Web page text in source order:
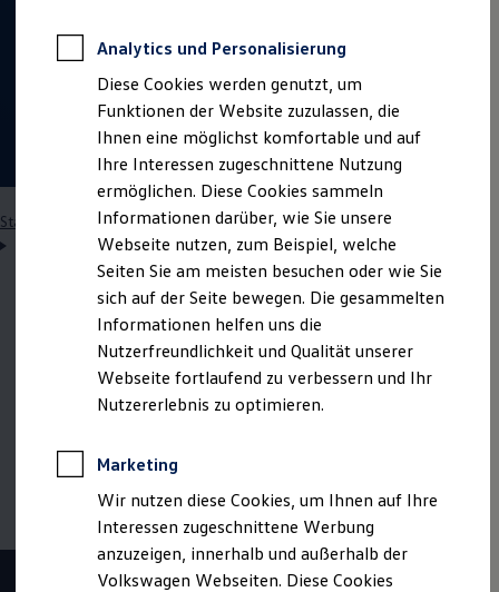
Bewerbungstipps
Eine Absage - was nun?
Anreise zu Interview oder AC
Kontakt und Hilfe
Barrierefrei bewerben
Triff unsere Recruiter
Events
Startseite Einstiegsmöglichkeiten Schüler
Duales Studium
Wirtschaftsingenieur Logistik
Hinweis: Auf dieser Seite geht es im Detail um den
dualen Studiengang "Wirtschaftsingenieur Logistik".
Wenn du mehr zum dualen Studium im Allgemeinen
erfahren möchtest, klicke bittehier
Analytics und Personalisierung
Diese Cookies werden genutzt, um
Funktionen der Website zuzulassen, die
Ihnen eine möglichst komfortable und auf
Ihre Interessen zugeschnittene Nutzung
ermöglichen. Diese Cookies sammeln
Informationen darüber, wie Sie unsere
Webseite nutzen, zum Beispiel, welche
Seiten Sie am meisten besuchen oder wie Sie
sich auf der Seite bewegen. Die gesammelten
Informationen helfen uns die
Nutzerfreundlichkeit und Qualität unserer
Webseite fortlaufend zu verbessern und Ihr
Nutzererlebnis zu optimieren.
Marketing
Wir nutzen diese Cookies, um Ihnen auf Ihre
Interessen zugeschnittene Werbung
anzuzeigen, innerhalb und außerhalb der
Volkswagen Webseiten. Diese Cookies